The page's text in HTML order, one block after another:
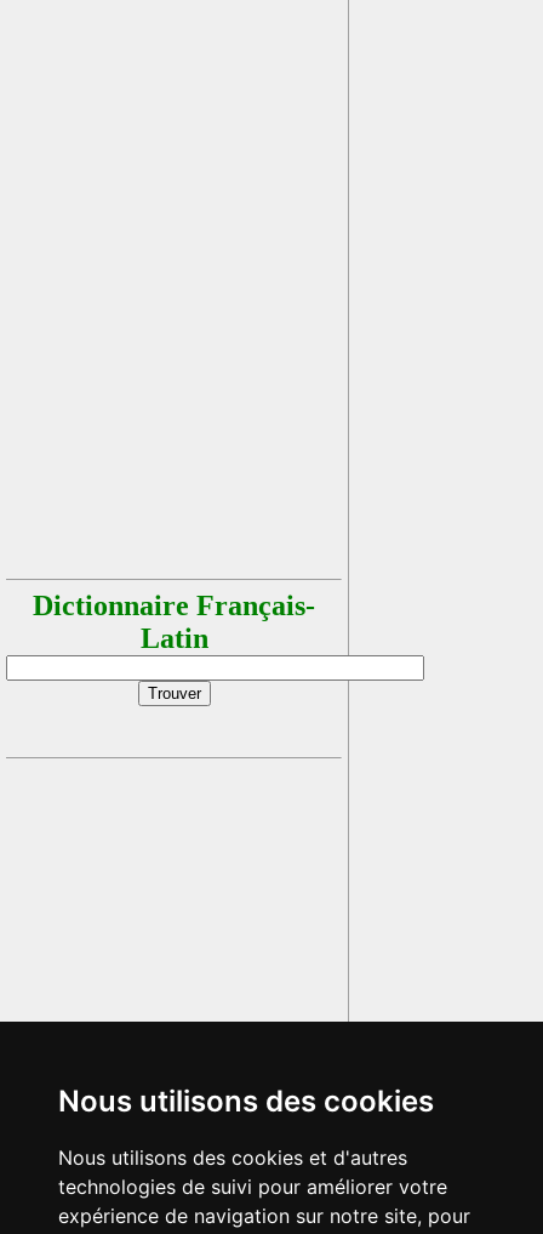
Nous utilisons des cookies
Nous utilisons des cookies et d'autres
technologies de suivi pour améliorer votre
expérience de navigation sur notre site, pour
Dictionnaire Français-
Latin